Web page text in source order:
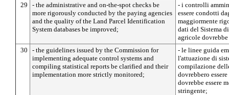
29
- the administrative and on-the-spot checks be
more rigorously conducted by the paying agencies
and the quality of the Land Parcel Identification
System databases be improved;
- i controlli
essere condotti
maggiormente
dati del Sistema
agricole
30
- the guidelines issued by the Commission for
implementing adequate control systems and
compiling statistical reports be clarified and their
implementation more strictly monitored;
- le linee guida
l'attuazione di
compilazione
dovrebbero
dovrebbe essere
stringente;